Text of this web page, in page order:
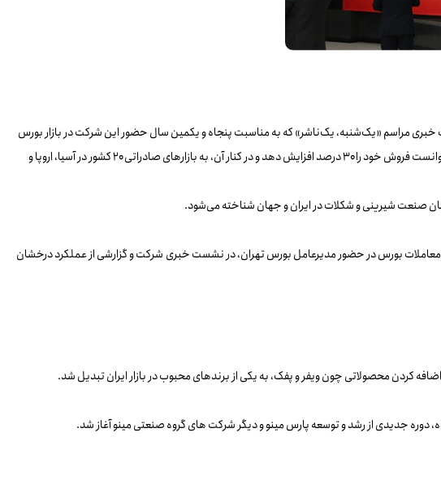
مراسم «یک‌شنبه، یک‌ناشر» که به مناسبت پنجاه و یکمین سال حضور این شرکت در بازار بورس
و در محل شرکت بورس تهران برگزار شد از موفقیت‌های قابل توجه پارس مینو در سال ۱۴۰۳ خبر داد و گفت: با وجود مشکلات فراوان اقتصادی، پارس مینو توانست فروش خود را ۳۰ درصد افزایش دهد و در کنار آن، به بازارهای صادراتی ۲۰ کشور در آسیا، اروپا و
صنعت شیرینی و شکلات در ایران و جهان شناخته می‌شود.
معاملات بورس در حضور مدیرعامل بورس تهران، در نشست خبری شرکت و گزارشی از عملکرد درخشان